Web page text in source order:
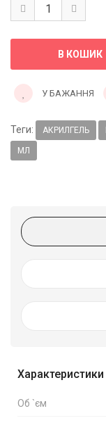
У БАЖАННЯ
Теги: АКРИЛГЕЛЬ
МЛ
Характеристики
Об `єм